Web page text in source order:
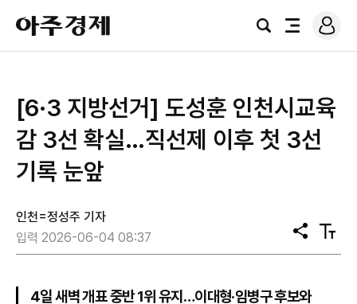
아
주
경
검
전
로
그
[6·3 지방선거] 도성훈 인천시교육
감 3선 확실…직선제 이후 첫 3선
기록 눈앞
인천=정성주 기자
입력 2026-06-04 08:37
공
유
텍
스
4일 새벽 개표 중반 1위 유지…이대형·임병구 후보와